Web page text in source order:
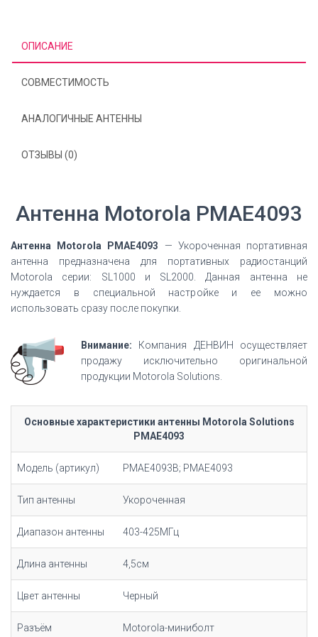
ОПИСАНИЕ
СОВМЕСТИМОСТЬ
АНАЛОГИЧНЫЕ АНТЕННЫ
ОТЗЫВЫ (0)
Антенна Motorola PMAE4093
Антенна Motorola PMAE4093 — Укороченная портативная
антенна предназначена для портативных радиостанций
Motorola серии: SL1000 и SL2000. Данная антенна не
нуждается в специальной настройке и ее можно
использовать сразу после покупки.
Внимание: Компания ДЕНВИН осуществляет
продажу исключительно оригинальной
продукции Motorola Solutions.
Основные характеристики антенны Motorola Solutions
PMAE4093
Модель (артикул) PMAE4093B; PMAE4093
Тип антенны Укороченная
Диапазон антенны 403-425МГц
Длина антенны 4,5см
Цвет антенны Черный
Разъём Motorola-миниболт